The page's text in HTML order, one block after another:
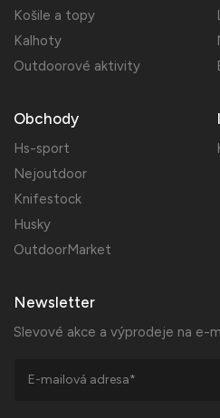
Košile a topy
Kalhoty
Outdoorové aktivity
Obchody
Hs-sport
Nejoutdoor
Knifestock
Husky
OutdoorMarket
Newsletter
Slevové akce a výprodeje na e-